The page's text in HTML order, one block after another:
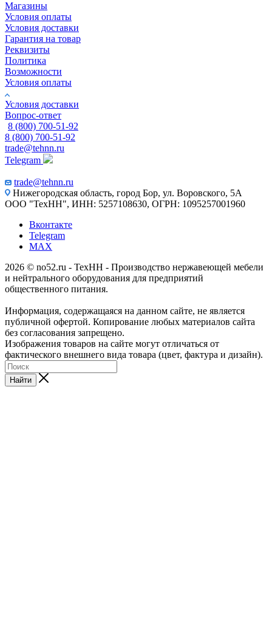
Магазины
Условия оплаты
Условия доставки
Гарантия на товар
Реквизиты
Политика
Возможности
Условия оплаты
Условия доставки
Вопрос-ответ
8 (800) 700-51-92
8 (800) 700-51-92
trade@tehnn.ru
Telegram
trade@tehnn.ru
Нижегородская область, город Бор, ул. Воровского, 5А
ООО "ТехНН", ИНН: 5257108630, ОГРН: 1095257001960
Вконтакте
Telegram
MAX
2026 © no52.ru - ТехНН - Производство нержавеющей мебели
и нейтрального оборудования для предприятий
общественного питания.
Информация, содержащаяся на данном сайте, не является
публичной офертой. Копирование любых материалов сайта
без согласования запрещено.
Изображения товаров на сайте могут отличаться от
фактического внешнего вида товара (цвет, фактура и дизайн).
Найти